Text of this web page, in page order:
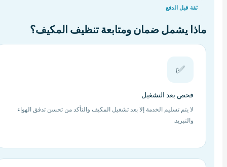
ثقة قبل الدفع
ماذا يشمل ضمان ومتابعة تنظيف المكيف؟
✅
فحص بعد التشغيل
لا يتم تسليم الخدمة إلا بعد تشغيل المكيف والتأكد من تحسن تدفق الهواء
والتبريد.